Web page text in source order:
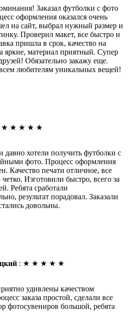
Заказал футболки с фото
оформления оказался очень
на сайт, выбрал нужный размер и
Проверил макет, все быстро и
пришла в срок, качество на
яркие, материал приятный. Супер
Обязательно закажу еще.
любителям уникальных вещей!
★ ★ ★ ★ ★
давно хотели получить футболки с
фото. Процесс оформления
Качество печати отличное, все
Изготовили быстро, всего за
Ребята сработали
результат порадовал. Заказали
довольны.
: ★ ★ ★ ★ ★
удивлены качеством
заказа простой, сделали все
фотосувениров большой, ребята